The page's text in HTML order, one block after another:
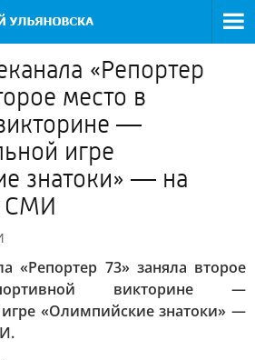
«Репортер
место в
—
игре
знатоки» — на
СМИ
«Репортер 73» заняла второе
викторине —
игре «Олимпийские знатоки» —